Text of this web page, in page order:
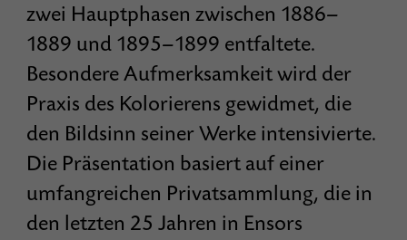
zwei Hauptphasen zwischen 1886–
1889 und 1895–1899 entfaltete.
Besondere Aufmerksamkeit wird der
Praxis des Kolorierens gewidmet, die
den Bildsinn seiner Werke intensivierte.
Die Präsentation basiert auf einer
umfangreichen Privatsammlung, die in
den letzten 25 Jahren in Ensors